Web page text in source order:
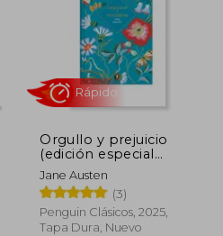
20%
dcto.
Orgullo y prejuicio
(edición especial
limitada)
Jane Austen
(3)
Penguin Clásicos, 2025,
Tapa Dura, Nuevo